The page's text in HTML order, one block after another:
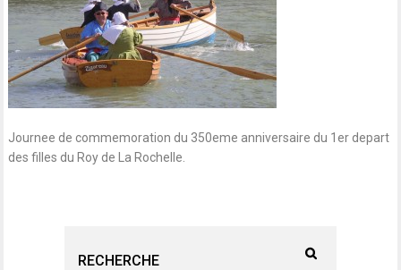
Journee de commemoration du 350eme anniversaire du 1er depart
des filles du Roy de La Rochelle.
RECHERCHE